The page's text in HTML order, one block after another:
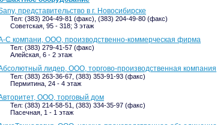
представительство в г. Новосибирске
Тел: (383) 204-49-81 (факс), (383) 204-49-80 (факс)
Советская, 95 - 318; 3 этаж
С компани, ООО, производственно-коммерческая фирма
Тел: (383) 279-41-57 (факс)
Алейская, 6 - 2 этаж
лидер, ООО, торгово-производственная компания
Тел: (383) 263-36-67, (383) 353-91-93 (факс)
Пермитина, 24 - 4 этаж
ООО, торговый дом
Тел: (383) 214-58-51, (383) 334-35-97 (факс)
Пасечная, 1 - 1 этаж